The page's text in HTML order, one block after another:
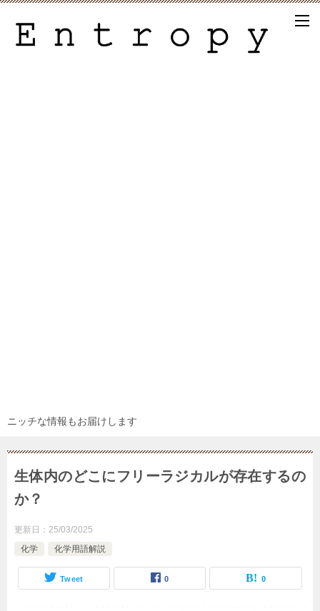
ニッチな情報もお届けします
生体内のどこにフリーラジカルが存在するの
か？
更新日： 25/03/2025
化学
化学用語解説
Tweet 0 0